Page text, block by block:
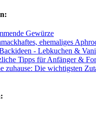
Gewürze
ehemaliges
- Lebkuchen &
Tipps für Anfänger &
zuhause: Die wichtigsten